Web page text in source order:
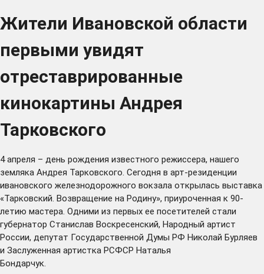
Жители Ивановской области
первыми увидят
отреставрированные
кинокартины Андрея
Тарковского
4 апреля – день рождения известного режиссера, нашего
земляка Андрея Тарковского. Сегодня в арт-резиденции
ивановского железнодорожного вокзала открылась выставка
«Тарковский. Возвращение на Родину», приуроченная к 90-
летию мастера. Одними из первых ее посетителей стали
губернатор Станислав Воскресенский, Народный артист
России, депутат Государственной Думы РФ Николай Бурляев
и Заслуженная артистка РСФСР Наталья
Бондарчук.